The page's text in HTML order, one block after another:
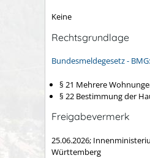
Keine
Rechtsgrundlage
Bundesmeldegesetz - BMG:
§ 21 Mehrere
§ 22 Bestimmung der
Freigabevermerk
25.06.2026;
Württemberg